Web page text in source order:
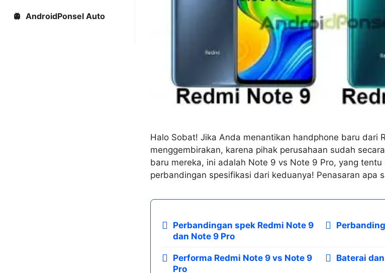
Halo Sobat! Jika Anda menantikan handphone baru dari
menggembirakan, karena pihak perusahaan sudah
baru mereka, ini adalah Note 9 vs Note 9 Pro, yang tentu
perbandingan spesifikasi dari keduanya! Penasaran apa
Perbandingan spek Redmi Note 9
dan Note 9 Pro
Performa Redmi Note 9 vs Note 9
Pro
Baterai
AndroidPonsel Auto